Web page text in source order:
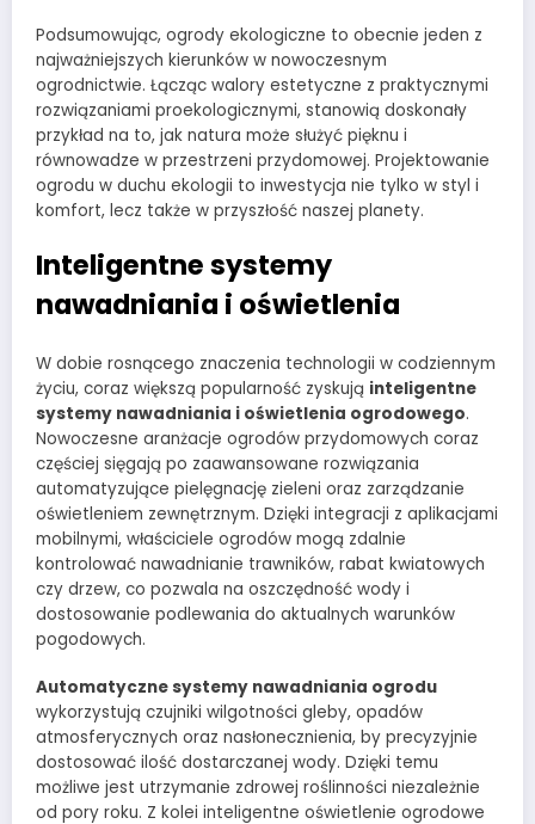
Podsumowując, ogrody ekologiczne to obecnie jeden z
najważniejszych kierunków w nowoczesnym
ogrodnictwie. Łącząc walory estetyczne z praktycznymi
rozwiązaniami proekologicznymi, stanowią doskonały
przykład na to, jak natura może służyć pięknu i
równowadze w przestrzeni przydomowej. Projektowanie
ogrodu w duchu ekologii to inwestycja nie tylko w styl i
komfort, lecz także w przyszłość naszej planety.
Inteligentne systemy
nawadniania i oświetlenia
W dobie rosnącego znaczenia technologii w codziennym
życiu, coraz większą popularność zyskują inteligentne
systemy nawadniania i oświetlenia ogrodowego.
Nowoczesne aranżacje ogrodów przydomowych coraz
częściej sięgają po zaawansowane rozwiązania
automatyzujące pielęgnację zieleni oraz zarządzanie
oświetleniem zewnętrznym. Dzięki integracji z aplikacjami
mobilnymi, właściciele ogrodów mogą zdalnie
kontrolować nawadnianie trawników, rabat kwiatowych
czy drzew, co pozwala na oszczędność wody i
dostosowanie podlewania do aktualnych warunków
pogodowych.
Automatyczne systemy nawadniania ogrodu
wykorzystują czujniki wilgotności gleby, opadów
atmosferycznych oraz nasłonecznienia, by precyzyjnie
dostosować ilość dostarczanej wody. Dzięki temu
możliwe jest utrzymanie zdrowej roślinności niezależnie
od pory roku. Z kolei inteligentne oświetlenie ogrodowe